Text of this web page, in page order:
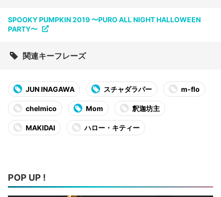
SPOOKY PUMPKIN 2019 〜PURO ALL NIGHT HALLOWEEN
PARTY〜
関連キーフレーズ
JUN INAGAWA スチャダラパー m-flo
chelmico Mom 釈迦坊主
MAKIDAI ハロー・キティー
POP UP !